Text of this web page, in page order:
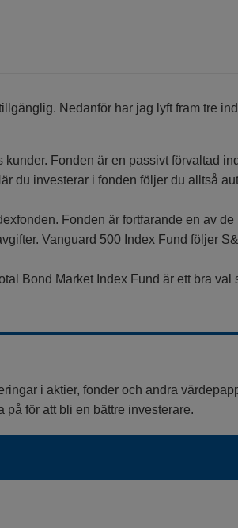
Nedanför har jag lyft fram tre
Fonden är en passivt förvaltad
du investerar i fonden följer du alltså
Fonden är fortfarande en av
Vanguard 500 Index Fund följer
Bond Market Index Fund är ett bra
i aktier, fonder och andra
för att bli en bättre investerare.